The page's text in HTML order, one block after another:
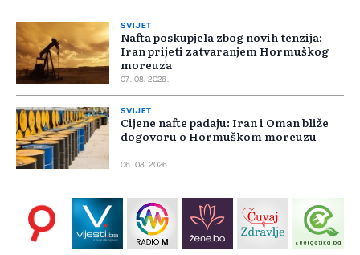
SVIJET
Nafta poskupjela zbog novih tenzija:
Iran prijeti zatvaranjem Hormuškog
moreuza
07. 08. 2026.
SVIJET
Cijene nafte padaju: Iran i Oman bliže
dogovoru o Hormuškom moreuzu
06. 08. 2026.